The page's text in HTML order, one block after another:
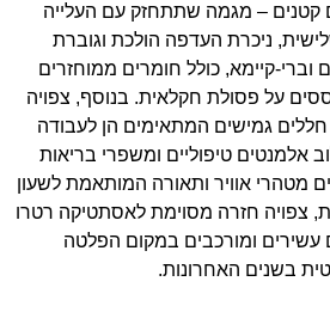
קטנים – מגמה שתתחזק עם העלייה
ניכרת העדפה הולכת וגוברת
וברי-קיימא, כולל חומרים ממוחזרים
על פסולת חקלאית. בנוסף, צפויה
גמישים המתאימים הן לעבודה
אלמנטים טיפוליים ומשפרי בריאות
מטהרי אוויר ותאורה המותאמת לשעון
צפויה חזרה מסוימת לאסתטיקה רטרו
עשירים ומורכבים במקום הפלטה
בשנים האחרונות.